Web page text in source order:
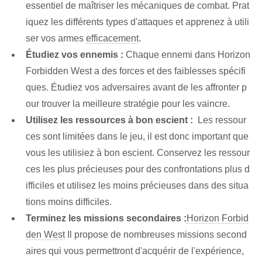
essentiel de maîtriser les mécaniques de combat. Prat
iquez les différents types d'attaques et apprenez à utili
ser vos armes efficacement.
Étudiez vos ennemis : Chaque ennemi dans Horizon
Forbidden West‍ a des forces et des faiblesses spécifi
ques. Étudiez vos adversaires avant de les affronter p
our trouver la meilleure stratégie pour les vaincre.
Utilisez les ressources à bon escient : ⁣ Les ressour
ces sont limitées dans le jeu, il est donc important que
vous les utilisiez à bon escient. Conservez les ressour
ces les plus précieuses pour des confrontations plus d
ifficiles et utilisez les moins précieuses dans des situa
tions moins difficiles.
Terminez les missions secondaires :Horizon Forbid
den WestIl propose de nombreuses missions second
aires qui vous permettront d'acquérir de l'expérience,